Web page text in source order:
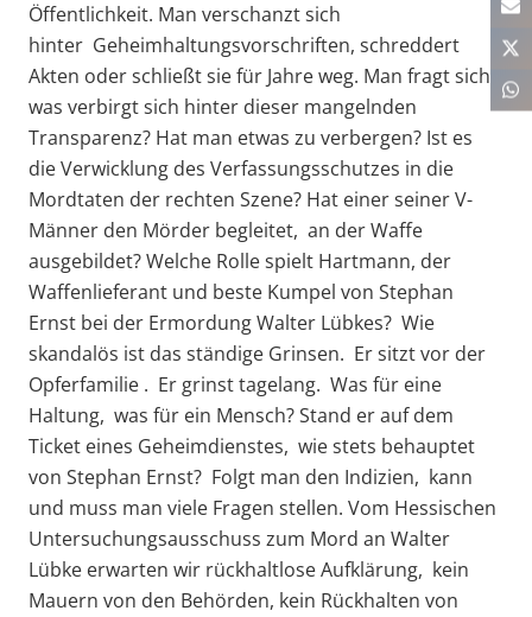
Öffentlichkeit. Man verschanzt sich
hinter Geheimhaltungsvorschriften, schreddert
Akten oder schließt sie für Jahre weg. Man fragt sich,
was verbirgt sich hinter dieser mangelnden
Transparenz? Hat man etwas zu verbergen? Ist es
die Verwicklung des Verfassungsschutzes in die
Mordtaten der rechten Szene? Hat einer seiner V-
Männer den Mörder begleitet, an der Waffe
ausgebildet? Welche Rolle spielt Hartmann, der
Waffenlieferant und beste Kumpel von Stephan
Ernst bei der Ermordung Walter Lübkes? Wie
skandalös ist das ständige Grinsen. Er sitzt vor der
Opferfamilie . Er grinst tagelang. Was für eine
Haltung, was für ein Mensch? Stand er auf dem
Ticket eines Geheimdienstes, wie stets behauptet
von Stephan Ernst? Folgt man den Indizien, kann
und muss man viele Fragen stellen. Vom Hessischen
Untersuchungsausschuss zum Mord an Walter
Lübke erwarten wir rückhaltlose Aufklärung, kein
Mauern von den Behörden, kein Rückhalten von